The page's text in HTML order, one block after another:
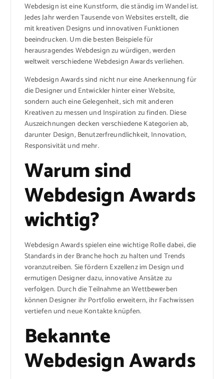
Webdesign ist eine Kunstform, die ständig im Wandel ist.
Jedes Jahr werden Tausende von Websites erstellt, die
mit kreativen Designs und innovativen Funktionen
beeindrucken. Um die besten Beispiele für
herausragendes Webdesign zu würdigen, werden
weltweit verschiedene Webdesign Awards verliehen.
Webdesign Awards sind nicht nur eine Anerkennung für
die Designer und Entwickler hinter einer Website,
sondern auch eine Gelegenheit, sich mit anderen
Kreativen zu messen und Inspiration zu finden. Diese
Auszeichnungen decken verschiedene Kategorien ab,
darunter Design, Benutzerfreundlichkeit, Innovation,
Responsivität und mehr.
Warum sind
Webdesign Awards
wichtig?
Webdesign Awards spielen eine wichtige Rolle dabei, die
Standards in der Branche hoch zu halten und Trends
voranzutreiben. Sie fördern Exzellenz im Design und
ermutigen Designer dazu, innovative Ansätze zu
verfolgen. Durch die Teilnahme an Wettbewerben
können Designer ihr Portfolio erweitern, ihr Fachwissen
vertiefen und neue Kontakte knüpfen.
Bekannte
Webdesign Awards